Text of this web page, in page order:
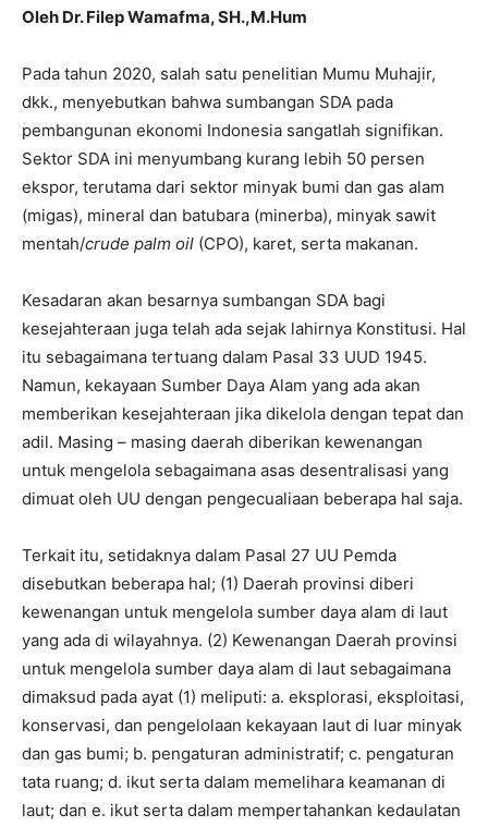
Oleh Dr. Filep Wamafma, SH.,M.Hum
Pada tahun 2020, salah satu penelitian Mumu Muhajir,
dkk., menyebutkan bahwa sumbangan SDA pada
pembangunan ekonomi Indonesia sangatlah signifikan.
Sektor SDA ini menyumbang kurang lebih 50 persen
ekspor, terutama dari sektor minyak bumi dan gas alam
(migas), mineral dan batubara (minerba), minyak sawit
mentah/crude palm oil (CPO), karet, serta makanan.
Kesadaran akan besarnya sumbangan SDA bagi
kesejahteraan juga telah ada sejak lahirnya Konstitusi. Hal
itu sebagaimana tertuang dalam Pasal 33 UUD 1945.
Namun, kekayaan Sumber Daya Alam yang ada akan
memberikan kesejahteraan jika dikelola dengan tepat dan
adil. Masing – masing daerah diberikan kewenangan
untuk mengelola sebagaimana asas desentralisasi yang
dimuat oleh UU dengan pengecualiaan beberapa hal saja.
Terkait itu, setidaknya dalam Pasal 27 UU Pemda
disebutkan beberapa hal; (1) Daerah provinsi diberi
kewenangan untuk mengelola sumber daya alam di laut
yang ada di wilayahnya. (2) Kewenangan Daerah provinsi
untuk mengelola sumber daya alam di laut sebagaimana
dimaksud pada ayat (1) meliputi: a. eksplorasi, eksploitasi,
konservasi, dan pengelolaan kekayaan laut di luar minyak
dan gas bumi; b. pengaturan administratif; c. pengaturan
tata ruang; d. ikut serta dalam memelihara keamanan di
laut; dan e. ikut serta dalam mempertahankan kedaulatan